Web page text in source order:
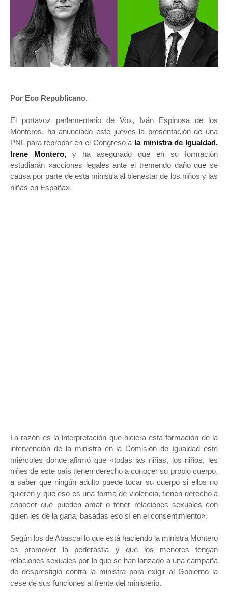
Por Eco Republicano.
El portavoz parlamentario de Vox, Iván Espinosa de los
Monteros, ha anunciado este jueves la presentación de una
PNL para reprobar en el Congreso a la ministra de Igualdad,
Irene Montero, y ha asegurado que en su formación
estudiarán «acciones legales ante el tremendo daño que se
causa por parte de esta ministra al bienestar de los niños y las
niñas en España».
La razón es la interpretación que hiciera esta formación de la
intervención de la ministra en la Comisión de Igualdad este
miércoles donde afirmó que «todas las niñas, los niños, les
niñes de este país tienen derecho a conocer su propio cuerpo,
a saber que ningún adulto puede tocar su cuerpo si ellos no
quieren y que eso es una forma de violencia, tienen derecho a
conocer que pueden amar o tener relaciones sexuales con
quien les dé la gana, basadas eso sí en el consentimiento».
Según los de Abascal lo que está haciendo la ministra Montero
es promover la pederastia y que los menores tengan
relaciones sexuales por lo que se han lanzado a una campaña
de desprestigio contra la ministra para exigir al Gobierno la
cese de sus funciones al frente del ministerio.